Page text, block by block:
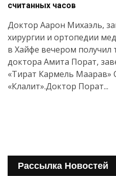
считанных часов
Доктор Аарон Михаэль,
хирургии и ортопедии
в Хайфе вечером
доктора Амита Порат,
«Тират Кармель Маарав»
«Клалит».Доктор Порат...
Рассылка Новостей